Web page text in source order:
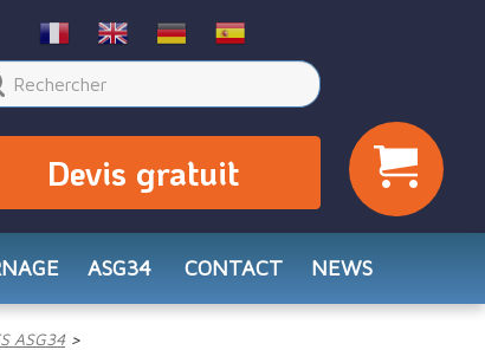
Devis gratuit
ASG34 CONTACT NEWS
ASG34